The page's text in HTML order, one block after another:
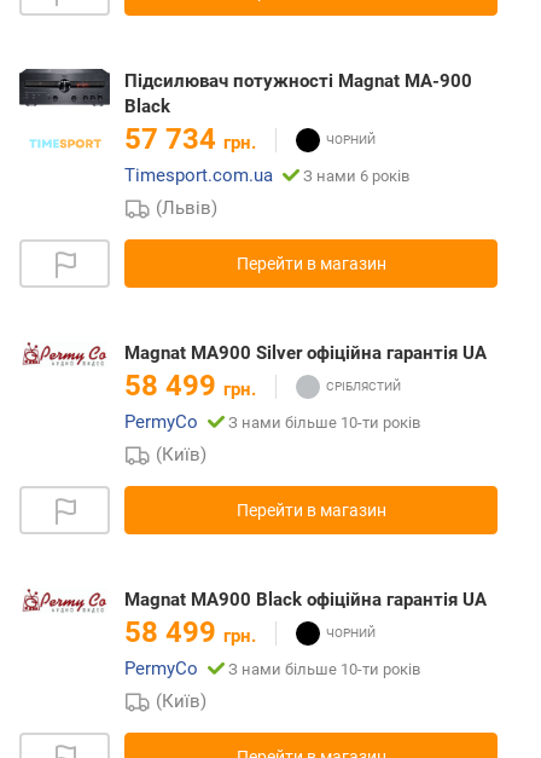
Підсилювач потужності Magnat MA-900
Black
57 734 грн.
Timesport.com.ua
З нами 6 років
(Львів)
Перейти в магазин
Magnat MA900 Silver офіційна гарантія UA
58 499 грн.
PermyCo
З нами більше 10-ти років
(Київ)
Перейти в магазин
Magnat MA900 Black офіційна гарантія UA
58 499 грн.
PermyCo
З нами більше 10-ти років
(Київ)